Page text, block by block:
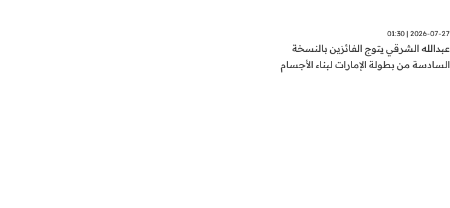
2026-07-27 | 01:30
عبدالله الشرقي يتوج الفائزين بالنسخة
السادسة من بطولة الإمارات لبناء الأجسام